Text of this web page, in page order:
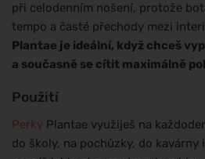
při celodenním nošení, protože
tempo a časté přechody mezi
Plantae je ideální, když chceš
a současně se cítit maximálně
Použití
Perky Plantae využiješ na
do školy, na pochůzky, do kavárny